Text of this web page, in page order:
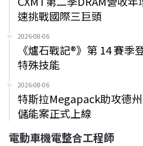
速挑戰國際三巨頭
2026-08-06
《爐石戰記®》第 14 賽季
特殊技能
2026-08-06
特斯拉Megapack助攻德
儲能案正式上線
電動車機電整合工程師